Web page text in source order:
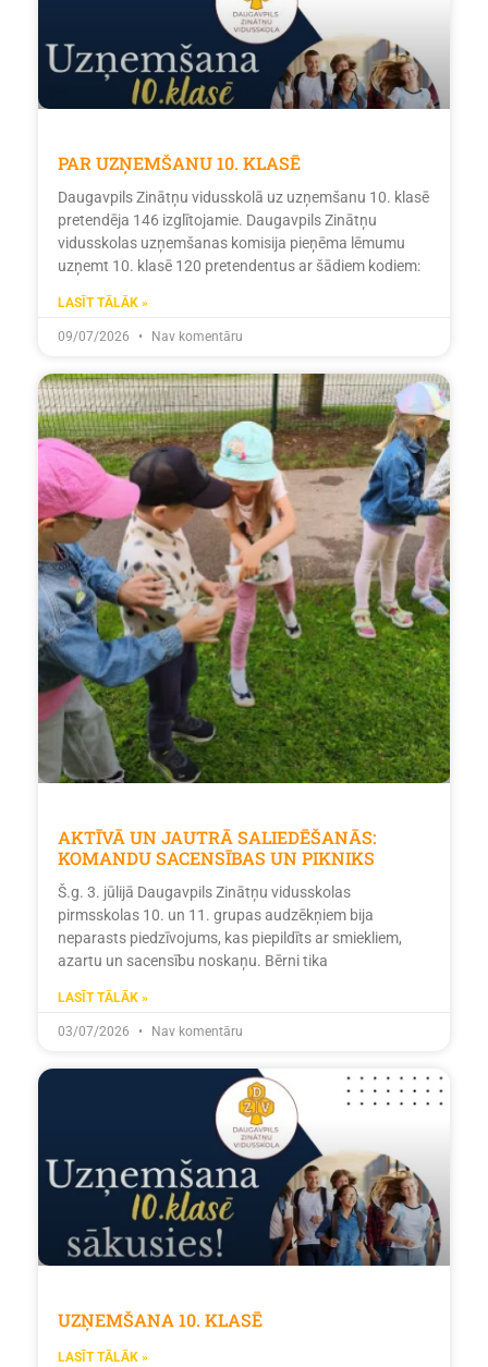
PAR UZŅEMŠANU 10. KLASĒ
Daugavpils Zinātņu vidusskolā uz uzņemšanu 10. klasē
pretendēja 146 izglītojamie. Daugavpils Zinātņu
vidusskolas uzņemšanas komisija pieņēma lēmumu
uzņemt 10. klasē 120 pretendentus ar šādiem kodiem:
LASĪT TĀLĀK »
09/07/2026 Nav komentāru
AKTĪVĀ UN JAUTRĀ SALIEDĒŠANĀS:
KOMANDU SACENSĪBAS UN PIKNIKS
Š.g. 3. jūlijā Daugavpils Zinātņu vidusskolas
pirmsskolas 10. un 11. grupas audzēkņiem bija
neparasts piedzīvojums, kas piepildīts ar smiekliem,
azartu un sacensību noskaņu. Bērni tika
LASĪT TĀLĀK »
03/07/2026 Nav komentāru
UZŅEMŠANA 10. KLASĒ
LASĪT TĀLĀK »